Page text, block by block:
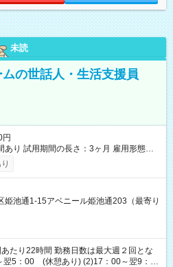
未読
の世話人・生活支援員
円
あり 試用期間の長さ：3ヶ月 雇用形態、
です。
姫池通1-15アベニール姫池通203（最寄り
たり22時間 勤務日数は最大週２回とな
翌5：00 (休憩あり) (2)17：00～翌9：